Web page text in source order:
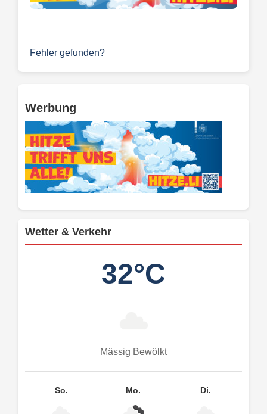
Fehler gefunden?
Werbung
Wetter & Verkehr
32°C
Mässig Bewölkt
So. Mo. Di.